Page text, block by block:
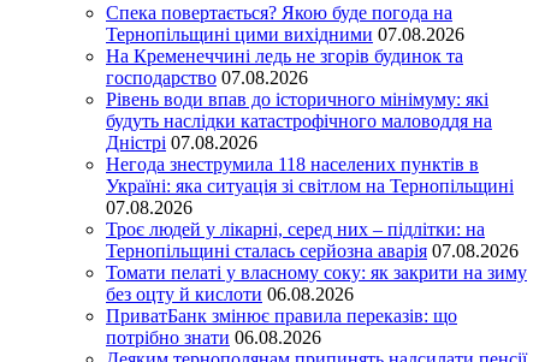
Спека повертається? Якою буде погода на
Тернопільщині цими вихідними 07.08.2026
На Кременеччині ледь не згорів будинок та
господарство 07.08.2026
Рівень води впав до історичного мінімуму: які
будуть наслідки катастрофічного маловоддя на
Дністрі 07.08.2026
Негода знеструмила 118 населених пунктів в
Україні: яка ситуація зі світлом на Тернопільщині
07.08.2026
Троє людей у лікарні, серед них – підлітки: на
Тернопільщині сталась серйозна аварія 07.08.2026
Томати пелаті у власному соку: як закрити на зиму
без оцту й кислоти 06.08.2026
ПриватБанк змінює правила переказів: що
потрібно знати 06.08.2026